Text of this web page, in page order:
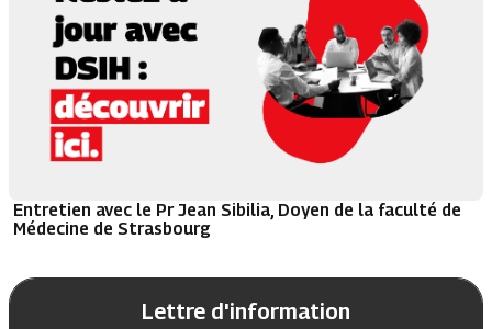
Entretien avec le Pr Jean Sibilia, Doyen de la faculté de
Médecine de Strasbourg
Lettre d'information